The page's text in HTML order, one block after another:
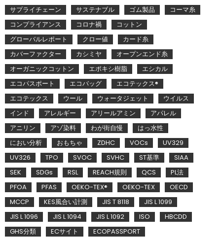
サプライチェーン サステナブル ゴム製品
コーマ糸
コンプライアンス
コロナ禍
コットン
グローバルレポート
クロー値
カード糸
カバーファクター
カシミヤ
オープンエンド糸
オーガニックコットン
エポキシ樹脂
エシカル
エコパスポート
エコバッグ
エコテックス®
エコテックス
ウール ウォータジェット
ウイルス
インド
アレルギー アリールアミン
アパレル
アニリン
アゾ染料 わが街自慢
はっ水性
におい分析
おもちゃ ZDHC VOCs
UV329
UV326
TPO SVOC SVHC ST基準
SIAA
SEK
SDGs RSL REACH規則 QCS
PL法
PFOA
PFAS OEKO-TEX® OEKO-TEX
OECD
MCCP
KES風合い計測 JIS T 8118
JIS L 1099
JIS L 1096
JIS L 1094 JIS L 1092 ISO
HBCDD
GHS分類
ECサイト
ECOPASSPORT